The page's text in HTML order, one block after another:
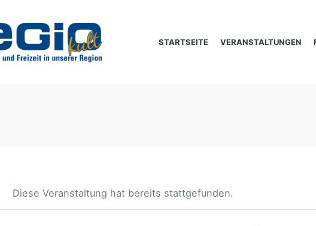
STARTSEITE VERANSTALTUNGEN
Diese Veranstaltung hat bereits stattgefunden.